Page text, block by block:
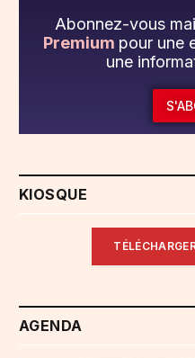
Abonnez-vous
Premium pour une
une
KIOSQUE
AGENDA